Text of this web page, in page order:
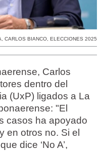
, CARLOS BIANCO, ELECCIONES 2025
Carlos
dentro del
(UxP) ligados a La
"El
casos ha apoyado
en otros no. Si el
dice ‘No A’,